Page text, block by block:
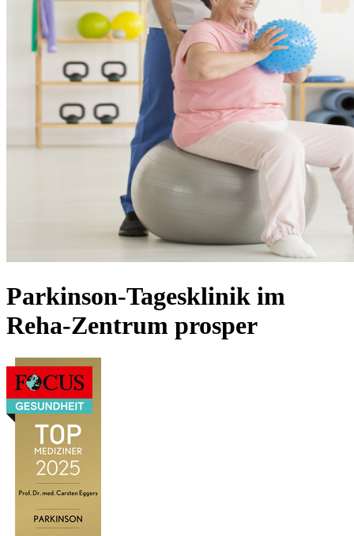
Parkinson-Tagesklinik im
Reha-Zentrum prosper